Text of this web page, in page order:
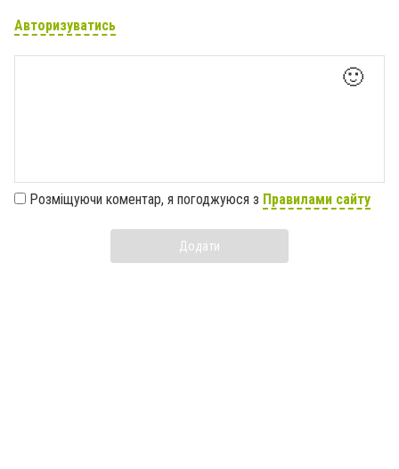
Авторизуватись
🙂
Розміщуючи коментар, я погоджуюся з Правилами сайту
Додати